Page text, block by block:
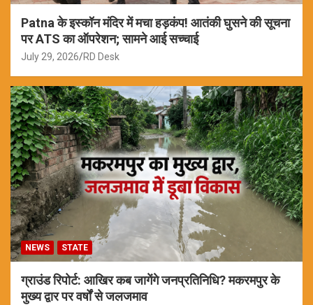
Patna के इस्कॉन मंदिर में मचा हड़कंप! आतंकी घुसने की सूचना
पर ATS का ऑपरेशन; सामने आई सच्चाई
July 29, 2026 RD Desk
NEWS STATE
ग्राउंड रिपोर्ट: आखिर कब जागेंगे जनप्रतिनिधि? मकरमपुर के
मुख्य द्वार पर वर्षों से जलजमाव